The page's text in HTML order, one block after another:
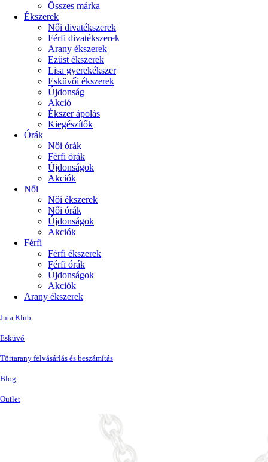
Összes márka
Ékszerek
Női divatékszerek
Férfi divatékszerek
Arany ékszerek
Ezüst ékszerek
Lisa gyerekékszer
Esküvői ékszerek
Újdonság
Akció
Ékszer ápolás
Kiegészítők
Órák
Női órák
Férfi órák
Újdonságok
Akciók
Női
Női ékszerek
Női órák
Újdonságok
Akciók
Férfi
Férfi ékszerek
Férfi órák
Újdonságok
Akciók
Arany ékszerek
Juta Klub
Esküvő
Törtarany felvásárlás és beszámítás
Blog
Outlet